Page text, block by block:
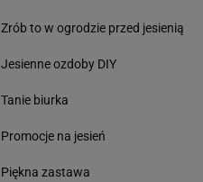
Zrób to w ogrodzie przed jesienią
Jesienne ozdoby DIY
Tanie biurka
Promocje na jesień
Piękna zastawa